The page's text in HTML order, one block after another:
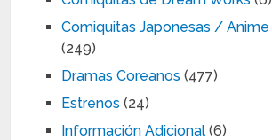
Comiquitas Japonesas / Anime
(249)
Dramas Coreanos (477)
Estrenos (24)
Información Adicional (6)